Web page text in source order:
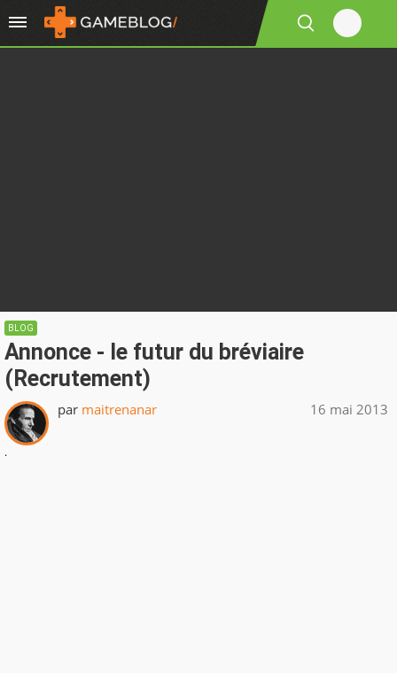
BLOG
Annonce - le futur du bréviaire
(Recrutement)
par maitrenanar 16 mai 2013
.